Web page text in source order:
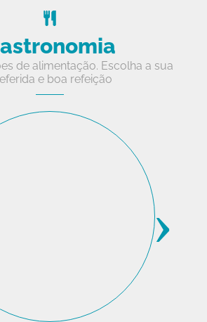
de alimentação. Escolha a sua
e boa refeição
›